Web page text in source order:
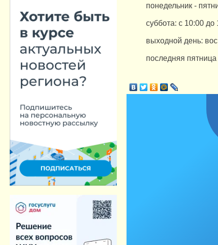
понедельник -
суббота: с 10:00 до
выходной день:
последняя